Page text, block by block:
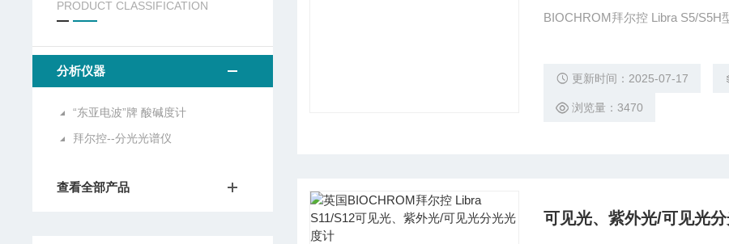
PRODUCT CLASSIFICATION
分析仪器
“东亚电波”牌 酸碱度计
拜尔控--分光光谱仪
查看全部产品
BIOCHROM拜尔控 Libra S5/S5H
更新时间：2025-07-17
浏览量：3470
可见光、紫外光/可见光